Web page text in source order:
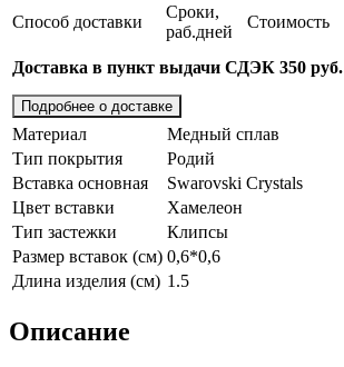
Способ доставки
Сроки,
раб.дней
Стоимость
Доставка в пункт выдачи СДЭК 350 руб.
Подробнее о доставке
Материал
Медный сплав
Тип покрытия
Родий
Вставка основная
Swarovski Crystals
Цвет вставки
Хамелеон
Тип застежки
Клипсы
Размер вставок (см) 0,6*0,6
Длина изделия (см) 1.5
Описание